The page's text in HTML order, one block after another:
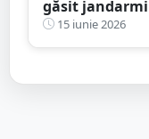
găsit
aruncate
15 iunie 2026